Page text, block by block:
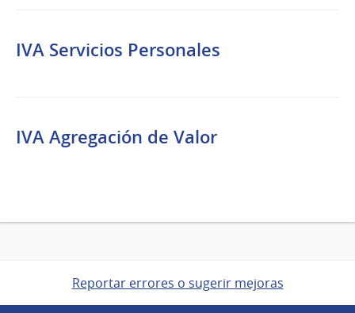
IVA Servicios Personales
IVA Agregación de Valor
Reportar errores o sugerir mejoras